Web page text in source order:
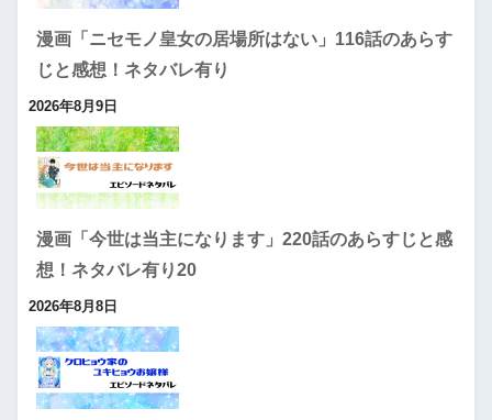
漫画「ニセモノ皇女の居場所はない」116話のあらす
じと感想！ネタバレ有り
2026年8月9日
漫画「今世は当主になります」220話のあらすじと感
想！ネタバレ有り20
2026年8月8日